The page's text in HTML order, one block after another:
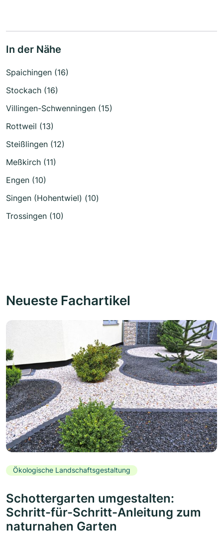
In der Nähe
Spaichingen (16)
Stockach (16)
Villingen-Schwenningen (15)
Rottweil (13)
Steißlingen (12)
Meßkirch (11)
Engen (10)
Singen (Hohentwiel) (10)
Trossingen (10)
Neueste Fachartikel
Ökologische Landschaftsgestaltung
Schottergarten umgestalten:
Schritt-für-Schritt-Anleitung zum
naturnahen Garten